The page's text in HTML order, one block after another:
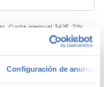
Configuración de anuncios
Cuota mensual 342€. TIN
incluyendo 1 año Garantía
de apertura, seguro de
el primer día con
a amortizar (3% para